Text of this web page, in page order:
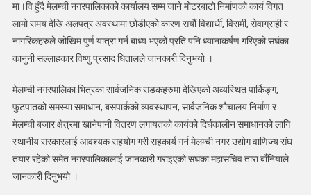
सघं
मा।वि हुँदै मेलम्ची नगरपालिकाको कार्यालय सम्म जाने मोटरबाटो निर्माणको कार्य विगत
लामो समय देखि अलपत्र अवस्थामा छोडीएको कारण सयौं विद्यार्थी, विरामी, सेवाग्राही र
नागरिकहरुले जोखिम पुर्ण यात्रा गर्न बाध्य भएको प्रति पनि ध्यानाकर्षण गरिएको सघंका
कानुनी सल्लाहकार विष्णु प्रसाद धितालले जानकारी दिनुभयो ।
मेलम्ची नगरपालिका भित्रका सार्वजनिक सडकहरुमा देखिएको अव्यस्थित पार्किङ्ग,
फुटपातको समस्या समाधान, बसपार्कको व्यवस्थापन, सार्वजनिक शौचालय निर्माण र
मेलम्ची बजार क्षेत्रमा खानेपानी वितरण लगायतको कार्यको दिर्घकालीन समाधानको लागि
स्थानीय सरकारलाई आवश्यक सहयोग गरी सहकार्य गर्न मेलम्ची नगर उद्योग वाणिज्य संघ
तयार रहेको समेत नगरपालिकालाई जानकारी गराइएको सघंका महासचिव तारा बाँनियाले
जानकारी दिनुभयो ।